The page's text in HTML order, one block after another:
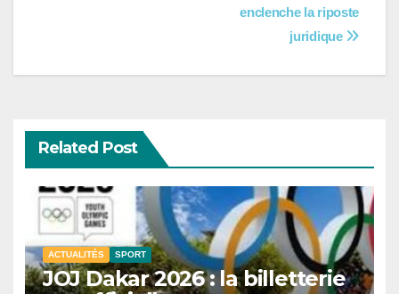
enclenche la riposte
juridique
Related Post
ACTUALITÉS SPORT
JOJ Dakar 2026 : la billetterie